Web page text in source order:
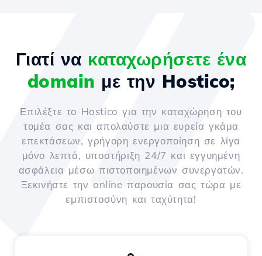
Γιατί να καταχωρήσετε ένα
domain με την Hostico;
Επιλέξτε το Hostico για την καταχώρηση του
τομέα σας και απολαύστε μια ευρεία γκάμα
επεκτάσεων, γρήγορη ενεργοποίηση σε λίγα
μόνο λεπτά, υποστήριξη 24/7 και εγγυημένη
ασφάλεια μέσω πιστοποιημένων συνεργατών.
Ξεκινήστε την online παρουσία σας τώρα με
εμπιστοσύνη και ταχύτητα!